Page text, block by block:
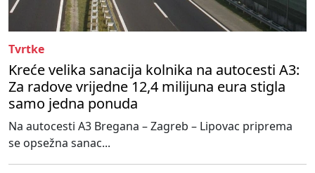
Tvrtke
Kreće velika sanacija kolnika na autocesti A3:
Za radove vrijedne 12,4 milijuna eura stigla
samo jedna ponuda
Na autocesti A3 Bregana – Zagreb – Lipovac priprema
se opsežna sanac...